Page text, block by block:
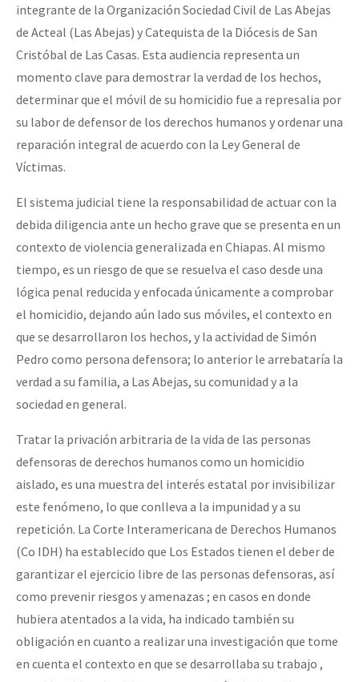
Fotorreportaje
Video
Otras secciones
Semillero Guerra contra la Humanidad. (Las poblaciones y
la naturaleza bajo asedio)
Libros para descargar
COVID-19
Eventos
Contacto
integrante de la Organización Sociedad Civil de Las Abejas
de Acteal (Las Abejas) y Catequista de la Diócesis de San
Cristóbal de Las Casas. Esta audiencia representa un
momento clave para demostrar la verdad de los hechos,
determinar que el móvil de su homicidio fue a represalia por
su labor de defensor de los derechos humanos y ordenar una
reparación integral de acuerdo con la Ley General de
Víctimas.
El sistema judicial tiene la responsabilidad de actuar con la
debida diligencia ante un hecho grave que se presenta en un
contexto de violencia generalizada en Chiapas. Al mismo
tiempo, es un riesgo de que se resuelva el caso desde una
lógica penal reducida y enfocada únicamente a comprobar
el homicidio, dejando aún lado sus móviles, el contexto en
que se desarrollaron los hechos, y la actividad de Simón
Pedro como persona defensora; lo anterior le arrebataría la
verdad a su familia, a Las Abejas, su comunidad y a la
sociedad en general.
Tratar la privación arbitraria de la vida de las personas
defensoras de derechos humanos como un homicidio
aislado, es una muestra del interés estatal por invisibilizar
este fenómeno, lo que conlleva a la impunidad y a su
repetición. La Corte Interamericana de Derechos Humanos
(Co IDH) ha establecido que Los Estados tienen el deber de
garantizar el ejercicio libre de las personas defensoras, así
como prevenir riesgos y amenazas ; en casos en donde
hubiera atentados a la vida, ha indicado también su
obligación en cuanto a realizar una investigación que tome
en cuenta el contexto en que se desarrollaba su trabajo ,